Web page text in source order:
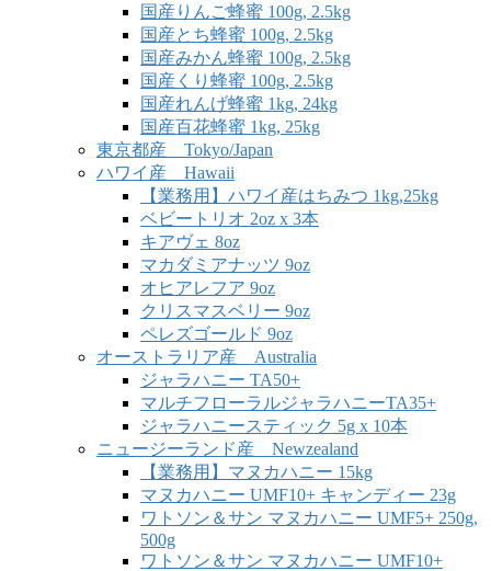
国産りんご蜂蜜 100g, 2.5kg
国産とち蜂蜜 100g, 2.5kg
国産みかん蜂蜜 100g, 2.5kg
国産くり蜂蜜 100g, 2.5kg
国産れんげ蜂蜜 1kg, 24kg
国産百花蜂蜜 1kg, 25kg
東京都産 Tokyo/Japan
ハワイ産 Hawaii
【業務用】ハワイ産はちみつ 1kg,25kg
ベビートリオ 2oz x 3本
キアヴェ 8oz
マカダミアナッツ 9oz
オヒアレフア 9oz
クリスマスベリー 9oz
ペレズゴールド 9oz
オーストラリア産 Australia
ジャラハニー TA50+
マルチフローラルジャラハニーTA35+
ジャラハニースティック 5g x 10本
ニュージーランド産 Newzealand
【業務用】マヌカハニー 15kg
マヌカハニー UMF10+ キャンディー 23g
ワトソン＆サン マヌカハニー UMF5+ 250g,
500g
ワトソン＆サン マヌカハニー UMF10+